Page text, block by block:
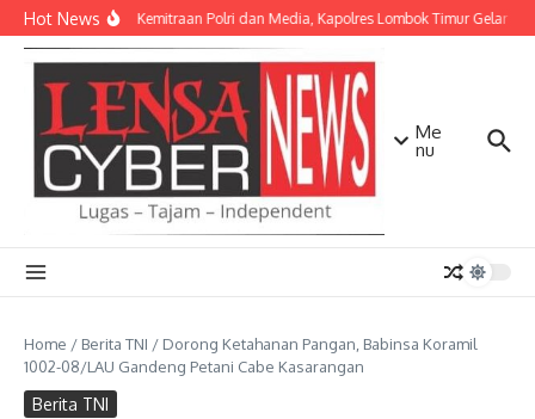
Lewati ke konten
Hot NewsPerkuat Kemitraan Polri dan Media, Kapolres Lombok Timur Gelar
Me
nu
Home / Berita TNI / Dorong Ketahanan Pangan, Babinsa Koramil
1002-08/LAU Gandeng Petani Cabe Kasarangan
Berita TNI